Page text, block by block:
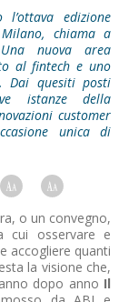
edizione
chiama a
nuova area
al fintech e uno
Dai quesiti posti
istanze della
customer
unica di
o un convegno,
cui osservare e
accogliere quanti
la visione che,
dopo anno Il